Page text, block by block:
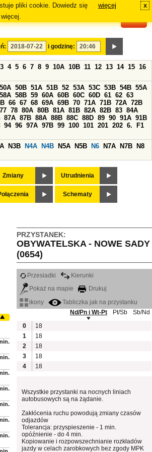
pliki cookie. Dowiedz się
więcej.
więcej x
i godzinę:
3 4 5 6 7 8 9 10A 10B 11 12 13 14 15 16
50A 50B 51A 51B 52 53A 53C 53B 54B 55A
58A 58B 59 60A 60B 60C 60D 61 62 63
66 67 68 69A 69B 70 71A 71B 72A 72B
77 78 80A 80B 81A 81B 82A 82B 83 84A
87A 87B 88A 88B 88C 88D 89 90 91A 91B
94 96 97A 97B 99 100 101 201 202 6.
F1
N3B N4A N4B N5A N5B N6 N7A N7B
N8
Zmiany Utrudnienia
Schematy
PRZYSTANEK:
OBYWATELSKA - NOWE SADY
(0654)
Przesiadki
Kierunki
Pokaż na mapie
Drukuj
ikony
Tabliczka jak na przystanku
Nd/Pn i Wt-Pt
Pt/Sb
Sb/Nd
0
18
1
18
2
18
3
18
4
18
Wszystkie przystanki na nocnych liniach
autobusowych są na żądanie.
Zakłócenia ruchu powodują zmiany czasów
odjazdów
Tolerancja: przyspieszenie - 1 min.
opóźnienie - do 4 min.
Kopiowanie i rozpowszechnianie rozkładów
jazdy w celach zarobkowych bez zgody MPK